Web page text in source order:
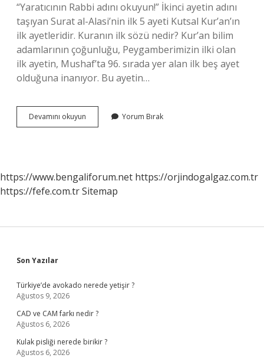
“Yaratıcının Rabbi adını okuyun!” İkinci ayetin adını
taşıyan Surat al-Alasi’nin ilk 5 ayeti Kutsal Kur’an’ın
ilk ayetleridir. Kuranın ilk sözü nedir? Kur’an bilim
adamlarının çoğunluğu, Peygamberimizin ilki olan
ilk ayetin, Mushaf’ta 96. sırada yer alan ilk beş ayet
olduğuna inanıyor. Bu ayetin…
Devamını okuyun
Ilk
Yorum Bırak
https://www.bengaliforum.net https://orjindogalgaz.com.tr
https://fefe.com.trSitemap
Sidebar
Son Yazılar
Türkiye’de avokado nerede yetişir ?
Ağustos 9, 2026
CAD ve CAM farkı nedir ?
Ağustos 6, 2026
Kulak pisliği nerede birikir ?
Ağustos 6, 2026